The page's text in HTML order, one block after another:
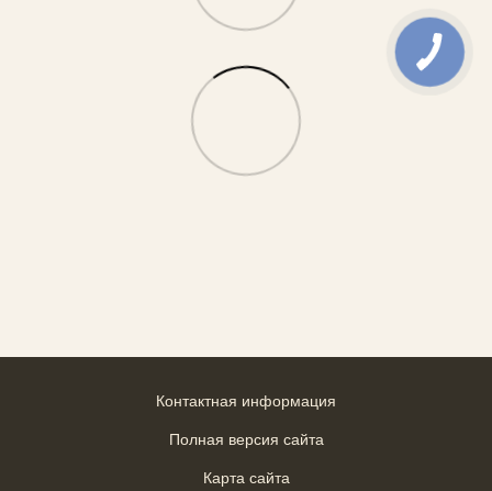
Контактная информация
Полная версия сайта
Карта сайта